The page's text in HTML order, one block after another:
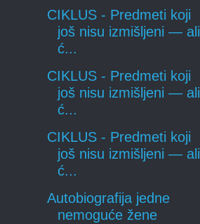
CIKLUS - Predmeti koji
još nisu izmišljeni — ali
ć...
CIKLUS - Predmeti koji
još nisu izmišljeni — ali
ć...
CIKLUS - Predmeti koji
još nisu izmišljeni — ali
ć...
Autobiografija jedne
nemoguće žene